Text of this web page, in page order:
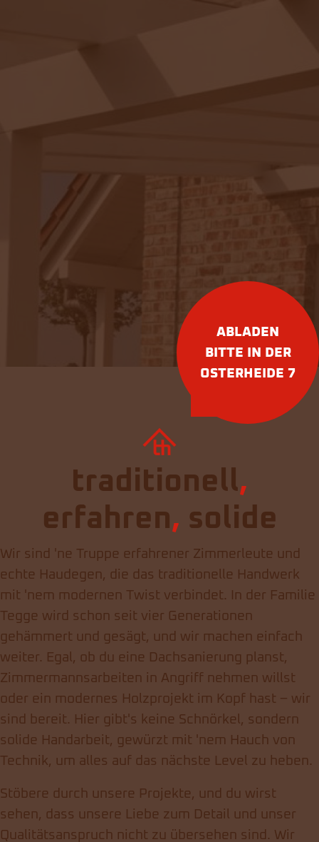
traditionell,
erfahren, solide
ABLADEN
BITTE IN DER
OSTERHEIDE 7
Wir sind 'ne Truppe erfahrener Zimmerleute und
echte Haudegen, die das traditionelle Handwerk
mit 'nem modernen Twist verbindet. In der Familie
Tegge wird schon seit vier Generationen
gehämmert und gesägt, und wir machen einfach
weiter. Egal, ob du eine Dachsanierung planst,
Zimmermannsarbeiten in Angriff nehmen willst
oder ein modernes Holzprojekt im Kopf hast – wir
sind bereit. Hier gibt's keine Schnörkel, sondern
solide Handarbeit, gewürzt mit 'nem Hauch von
Technik, um alles auf das nächste Level zu heben.
Stöbere durch unsere Projekte, und du wirst
sehen, dass unsere Liebe zum Detail und unser
Qualitätsanspruch nicht zu übersehen sind. Wir